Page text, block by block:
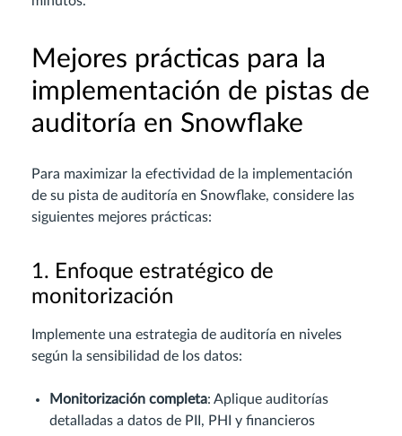
Mejores prácticas para la
implementación de pistas de
auditoría en Snowflake
Para maximizar la efectividad de la implementación
de su pista de auditoría en Snowflake, considere las
siguientes mejores prácticas:
1. Enfoque estratégico de
monitorización
Implemente una estrategia de auditoría en niveles
según la sensibilidad de los datos:
Monitorización completa: Aplique auditorías
detalladas a datos de PII, PHI y financieros